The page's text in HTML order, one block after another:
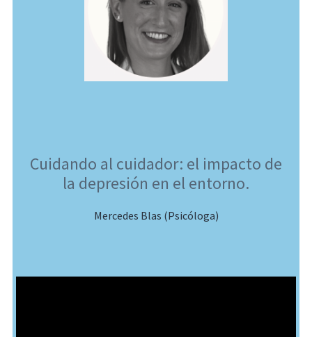
Cuidando al cuidador: el impacto de
la depresión en el entorno.
Mercedes Blas (Psicóloga)